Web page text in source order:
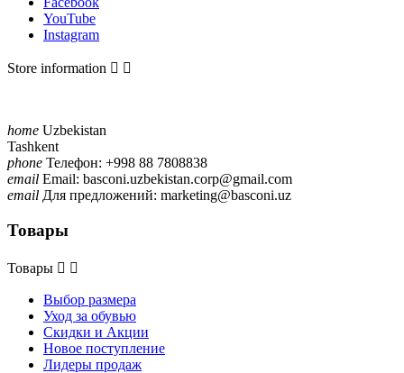
Portal
Portofiano
Ripani 0
Tesoro
Сromia 0
ещё... свернуть
Товары со скидкой
Товары со скидкой
ещё...
свернуть
Показать товары0
YouTube
Instagram
Store information  
home Uzbekistan
Tashkent
phone Телефон: +998 88 7808838
email Email: basconi.uzbekistan.corp@gmail.com
email Для предложений: marketing@basconi.uz
Товары
Товары  
Выбор размера
Уход за обувью
Скидки и Акции
Новое поступление
Лидеры продаж